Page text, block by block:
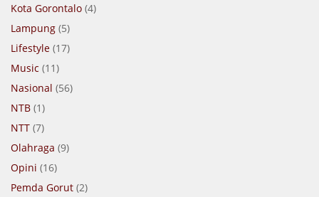
Kota Gorontalo (4)
Lampung (5)
Lifestyle (17)
Music (11)
Nasional (56)
NTB (1)
NTT (7)
Olahraga (9)
Opini (16)
Pemda Gorut (2)